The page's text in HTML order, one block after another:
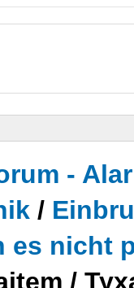
-
/
es nicht
/